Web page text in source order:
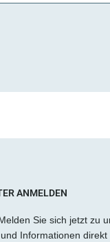
ANMELDEN
Sie sich jetzt zu
Informationen